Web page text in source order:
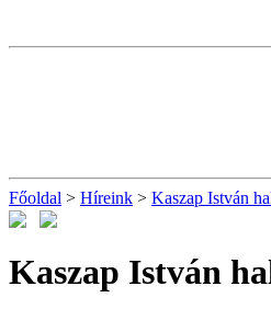
Főoldal > Híreink > Kaszap István
Kaszap István